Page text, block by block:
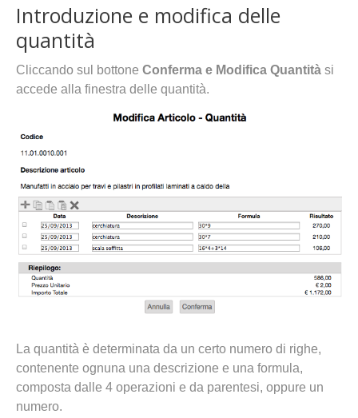
Introduzione e modifica delle
quantità
Cliccando sul bottone Conferma e Modifica Quantità si
accede alla finestra delle quantità.
La quantità è determinata da un certo numero di righe,
contenente ognuna una descrizione e una formula,
composta dalle 4 operazioni e da parentesi, oppure un
numero.